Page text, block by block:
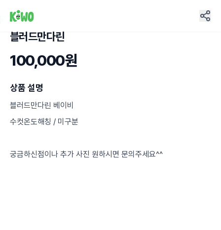
블러드만다린
100,000원
상품 설명
블러드만다린 베이비
수컷온도해칭 / 미구분
궁금하신점이나 추가 사진 원하시면 문의주세요^^